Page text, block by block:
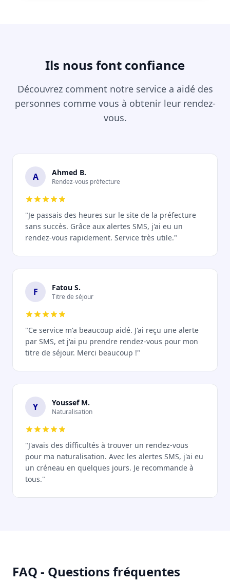
Ils nous font confiance
Découvrez comment notre service a aidé des
personnes comme vous à obtenir leur rendez-
vous.
A Ahmed B.
Rendez-vous préfecture
"Je passais des heures sur le site de la préfecture
sans succès. Grâce aux alertes SMS, j'ai eu un
rendez-vous rapidement. Service très utile."
F Fatou S.
Titre de séjour
"Ce service m'a beaucoup aidé. J'ai reçu une alerte
par SMS, et j'ai pu prendre rendez-vous pour mon
titre de séjour. Merci beaucoup !"
Y Youssef M.
Naturalisation
"J'avais des difficultés à trouver un rendez-vous
pour ma naturalisation. Avec les alertes SMS, j'ai eu
un créneau en quelques jours. Je recommande à
tous."
FAQ - Questions fréquentes